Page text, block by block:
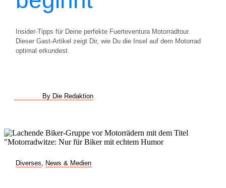
Insider-Tipps für Deine perfekte Fuerteventura Motorradtour.
Dieser Gast-Artikel zeigt Dir, wie Du die Insel auf dem Motorrad
optimal erkundest.
By Die Redaktion
Diverses News & Medien